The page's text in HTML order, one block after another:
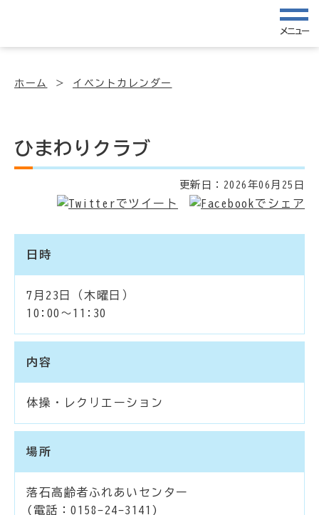
メニュー
ホーム イベントカレンダー
ひまわりクラブ
更新日： 2026年06月25日
日時
7月23日（木曜日）
10:00～11:30
内容
体操・レクリエーション
場所
落石高齢者ふれあいセンター
(電話：0158-24-3141)